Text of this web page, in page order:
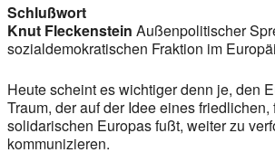
Schlußwort
Knut Fleckenstein Außenpolitischer
sozialdemokratischen Fraktion im
Heute scheint es wichtiger denn je, den
Traum, der auf der Idee eines
solidarischen Europas fußt, weiter zu
kommunizieren.